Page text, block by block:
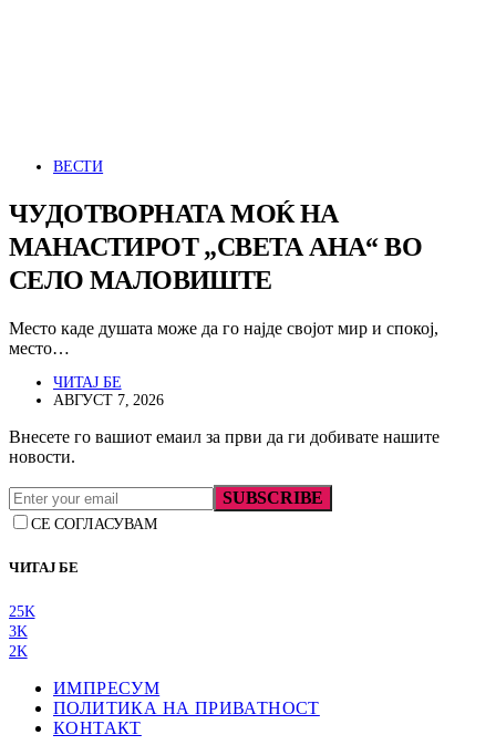
ВЕСТИ
ЧУДОТВОРНАТА МОЌ НА
МАНАСТИРОТ „СВЕТА АНА“ ВО
СЕЛО МАЛОВИШТЕ
Место каде душата може да го најде својот мир и спокој,
место…
ЧИТАЈ БЕ
АВГУСТ 7, 2026
Внесете го вашиот емаил за први да ги добивате нашите
новости.
SUBSCRIBE
СЕ СОГЛАСУВАМ
ЧИТАЈ БЕ
25K
3K
2K
ИМПРЕСУМ
ПОЛИТИКА НА ПРИВАТНОСТ
КОНТАКТ